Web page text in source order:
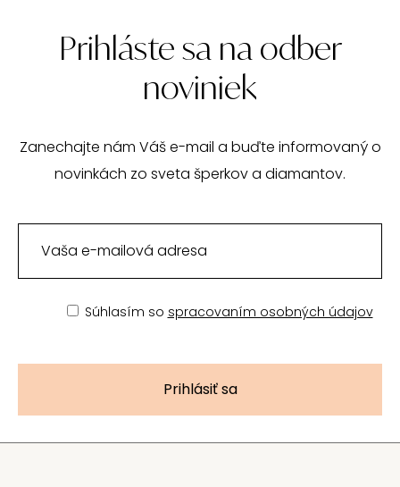
Prihláste sa na odber
noviniek
Zanechajte nám Váš e-mail a buďte informovaný o
novinkách zo sveta šperkov a diamantov.
Súhlasím so spracovaním osobných údajov
Prihlásiť sa